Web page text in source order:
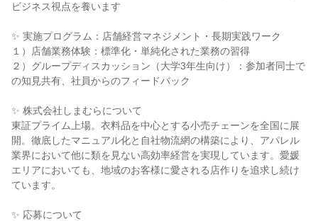
ビジネス視点を養います
✨ 実施プログラム：店舗経営マネジメント・長期実践ワーク
１）店舗業務体験：標準化・単純化された業務の習得
２）グループディスカッション（大学3年生向け）：参加者同士で
の知見共有、社員からのフィードバック
✨ 株式会社しまむらについて
東証プライム上場。衣料品を中心とする小売チェーンを全国に展
開。徹底したマニュアル化と自社物流網の構築により、アパレル
業界において他に類を見ない高効率経営を実現しています。愛媛
エリアにおいても、地域のお客様に愛される店作りを追求し続け
ています。
✨ 応募について